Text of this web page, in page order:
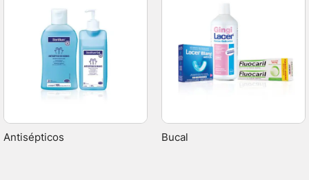
Antisépticos Bucal